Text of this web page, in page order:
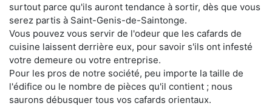
surtout parce qu'ils auront tendance à sortir, dès que vous
serez partis à Saint-Genis-de-Saintonge.
Vous pouvez vous servir de l'odeur que les cafards de
cuisine laissent derrière eux, pour savoir s'ils ont infesté
votre demeure ou votre entreprise.
Pour les pros de notre société, peu importe la taille de
l'édifice ou le nombre de pièces qu'il contient ; nous
saurons débusquer tous vos cafards orientaux.